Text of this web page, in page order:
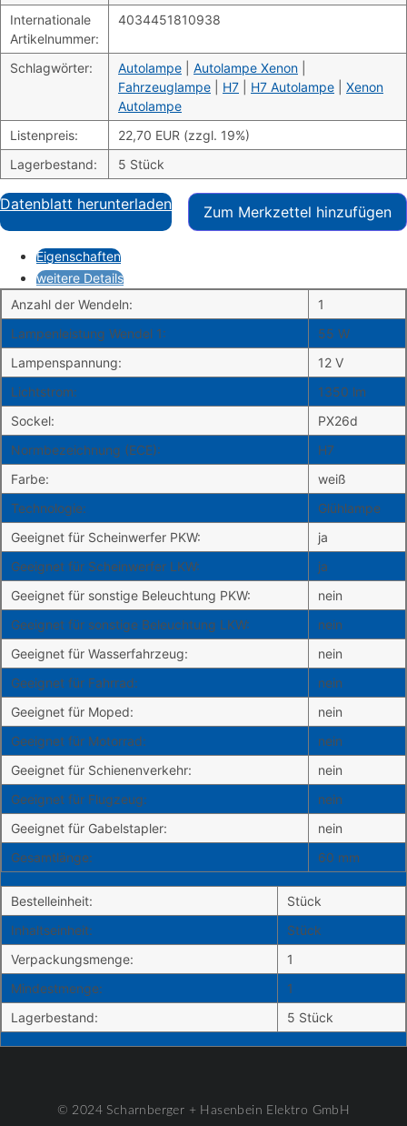
Internationale
Artikelnummer:
4034451810938
Schlagwörter: Autolampe Autolampe Xenon
Fahrzeuglampe
H7 H7 Autolampe
Xenon
Autolampe
Listenpreis:
22,70 EUR (zzgl. 19%)
Lagerbestand:
5 Stück
Datenblatt herunterladen Zum Merkzettel hinzufügen
Eigenschaften
weitere Details
Anzahl der Wendeln:
1
Lampenleistung Wendel 1:
55 W
Lampenspannung:
12 V
Lichtstrom:
1350 lm
Sockel:
PX26d
Normbezeichnung (ECE):
H7
Farbe:
weiß
Technologie:
Glühlampe
Geeignet für Scheinwerfer PKW:
ja
Geeignet für Scheinwerfer LKW:
ja
Geeignet für sonstige Beleuchtung PKW:
nein
Geeignet für sonstige Beleuchtung LKW:
nein
Geeignet für Wasserfahrzeug:
nein
Geeignet für Fahrrad:
nein
Geeignet für Moped:
nein
Geeignet für Motorrad:
nein
Geeignet für Schienenverkehr:
nein
Geeignet für Flugzeug:
nein
Geeignet für Gabelstapler:
nein
Gesamtlänge:
60 mm
Bestelleinheit:
Stück
Inhaltseinheit:
Stück
Verpackungsmenge:
1
Mindestmenge:
1
Lagerbestand:
5 Stück
© 2024 Scharnberger + Hasenbein Elektro GmbH